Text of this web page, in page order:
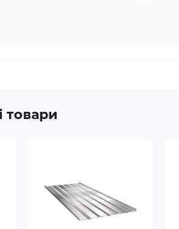
товари